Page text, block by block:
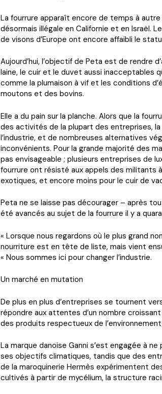
La fourrure apparaît encore de temps à
désormais illégale en Californie et en Israël.
de visons d’Europe ont encore affaibli le
Aujourd’hui, l’objectif de Peta est de rendre
laine, le cuir et le duvet aussi inacceptables
comme la plumaison à vif et les conditions
moutons et des bovins.
Elle a du pain sur la planche. Alors que la
des activités de la plupart des entreprises,
l’industrie, et de nombreuses alternatives
inconvénients. Pour la grande majorité des
pas envisageable ; plusieurs entreprises de
fourrure ont résisté aux appels des militants
exotiques, et encore moins pour le cuir de
Peta ne se laisse pas décourager – après
été avancés au sujet de la fourrure il y a
« Lorsque nous regardons où le plus grand
nourriture est en tête de liste, mais vient
« Nous sommes ici pour changer l’industrie.
Un marché en mutation
De plus en plus d’entreprises se tournent
répondre aux attentes d’un nombre
des produits respectueux de
La marque danoise Ganni s’est engagée à
ses objectifs climatiques, tandis que des
de la maroquinerie Hermès expérimentent
cultivés à partir de mycélium, la structure